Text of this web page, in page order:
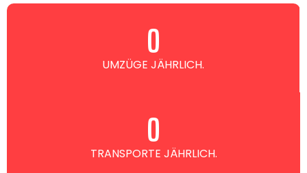
UMZÜGE JÄHRLICH.
0
TRANSPORTE JÄHRLICH.
0